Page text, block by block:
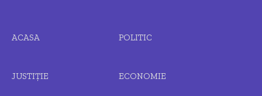
ACASA POLITIC
JUSTIȚIE ECONOMIE